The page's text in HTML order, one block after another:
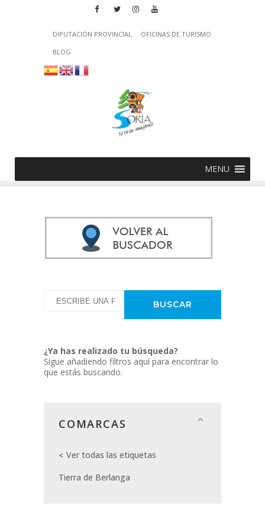
DIPUTACIÓN PROVINCIAL
OFICINAS DE TURISMO
BLOG
MENU
¿Ya has realizado tu búsqueda?
Sigue añadiendo filtros aquí para encontrar lo
que estás buscando.
COMARCAS
Ver todas las etiquetas
Tierra de Berlanga